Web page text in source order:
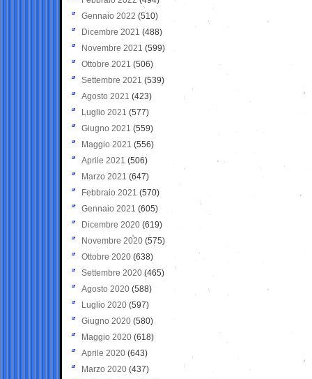
Gennaio 2022 (510)
Dicembre 2021 (488)
Novembre 2021 (599)
Ottobre 2021 (506)
Settembre 2021 (539)
Agosto 2021 (423)
Luglio 2021 (577)
Giugno 2021(559)
Maggio 2021 (556)
Aprile 2021 (506)
Marzo 2021 (647)
Febbraio 2021 (570)
Gennaio 2021 (605)
Dicembre 2020 (619)
Novembre 2020 (575)
Ottobre 2020 (638)
Settembre 2020(465)
Agosto 2020 (588)
Luglio 2020 (597)
Giugno 2020 (580)
Maggio 2020 (618)
Aprile 2020 (643)
Marzo 2020 (437)